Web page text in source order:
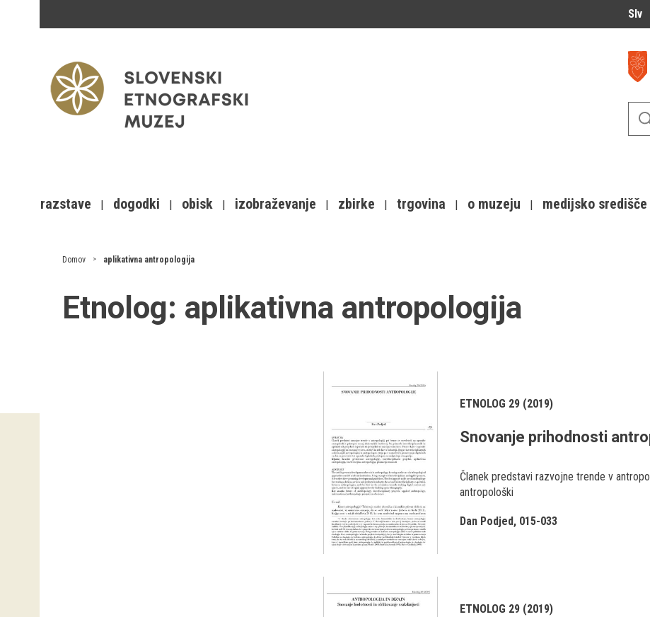
Slv
razstave dogodki obisk izobraževanje zbirke trgovina o muzeju medijsko središče
Domov aplikativna antropologija
Etnolog: aplikativna antropologija
ETNOLOG 29 (2019)
Snovanje prihodnosti
Članek predstavi razvojne trende v
antropološki
Dan Podjed 015-033
ETNOLOG 29 (2019)